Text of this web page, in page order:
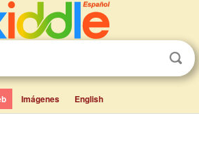
Imágenes English